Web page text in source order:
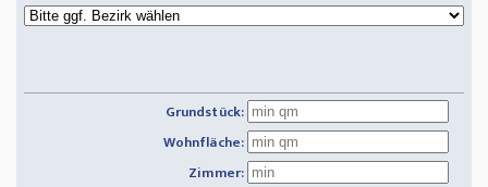
Grundstück:
Wohnfläche:
Zimmer: